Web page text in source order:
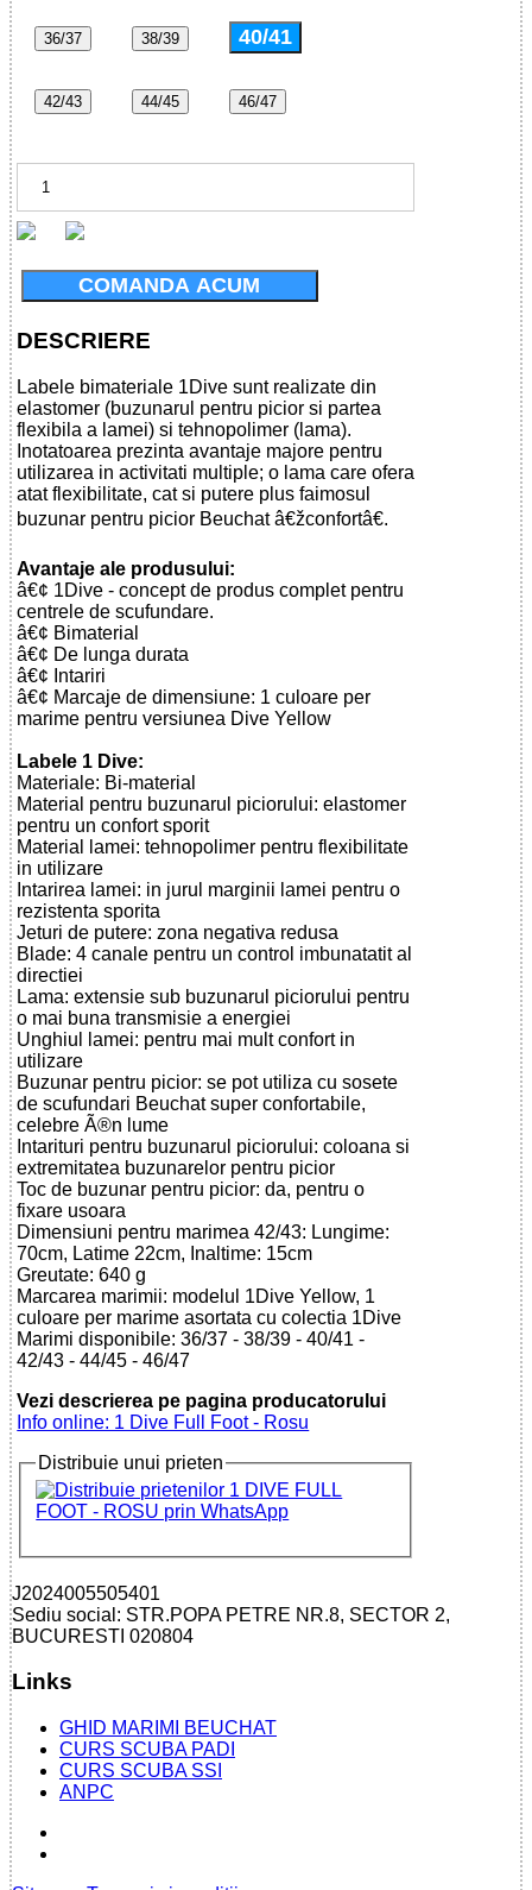
36/37 38/39 40/41
42/43 44/45 46/47
COMANDA ACUM
DESCRIERE
Labele bimateriale 1Dive sunt realizate din
elastomer (buzunarul pentru picior si partea
flexibila a lamei) si tehnopolimer (lama).
Inotatoarea prezinta avantaje majore pentru
utilizarea in activitati multiple; o lama care ofera
atat flexibilitate, cat si putere plus faimosul
buzunar pentru picior Beuchat â€žconfortâ€.
Avantaje ale produsului:
â€¢ 1Dive - concept de produs complet pentru
centrele de scufundare.
â€¢ Bimaterial
â€¢ De lunga durata
â€¢ Intariri
â€¢ Marcaje de dimensiune: 1 culoare per
marime pentru versiunea Dive Yellow
Labele 1 Dive:
Materiale: Bi-material
Material pentru buzunarul piciorului: elastomer
pentru un confort sporit
Material lamei: tehnopolimer pentru flexibilitate
in utilizare
Intarirea lamei: in jurul marginii lamei pentru o
rezistenta sporita
Jeturi de putere: zona negativa redusa
Blade: 4 canale pentru un control imbunatatit al
directiei
Lama: extensie sub buzunarul piciorului pentru
o mai buna transmisie a energiei
Unghiul lamei: pentru mai mult confort in
utilizare
Buzunar pentru picior: se pot utiliza cu sosete
de scufundari Beuchat super confortabile,
celebre Ã®n lume
Intarituri pentru buzunarul piciorului: coloana si
extremitatea buzunarelor pentru picior
Toc de buzunar pentru picior: da, pentru o
fixare usoara
Dimensiuni pentru marimea 42/43: Lungime:
70cm, Latime 22cm, Inaltime: 15cm
Greutate: 640 g
Marcarea marimii: modelul 1Dive Yellow, 1
culoare per marime asortata cu colectia 1Dive
Marimi disponibile: 36/37 - 38/39 - 40/41 -
42/43 - 44/45 - 46/47
Vezi descrierea pe pagina producatorului
Info online: 1 Dive Full Foot - Rosu
Distribuie unui prieten
J2024005505401
Sediu social: STR.POPA PETRE NR.8, SECTOR 2,
BUCURESTI 020804
Links
GHID MARIMI BEUCHAT
CURS SCUBA PADI
CURS SCUBA SSI
ANPC